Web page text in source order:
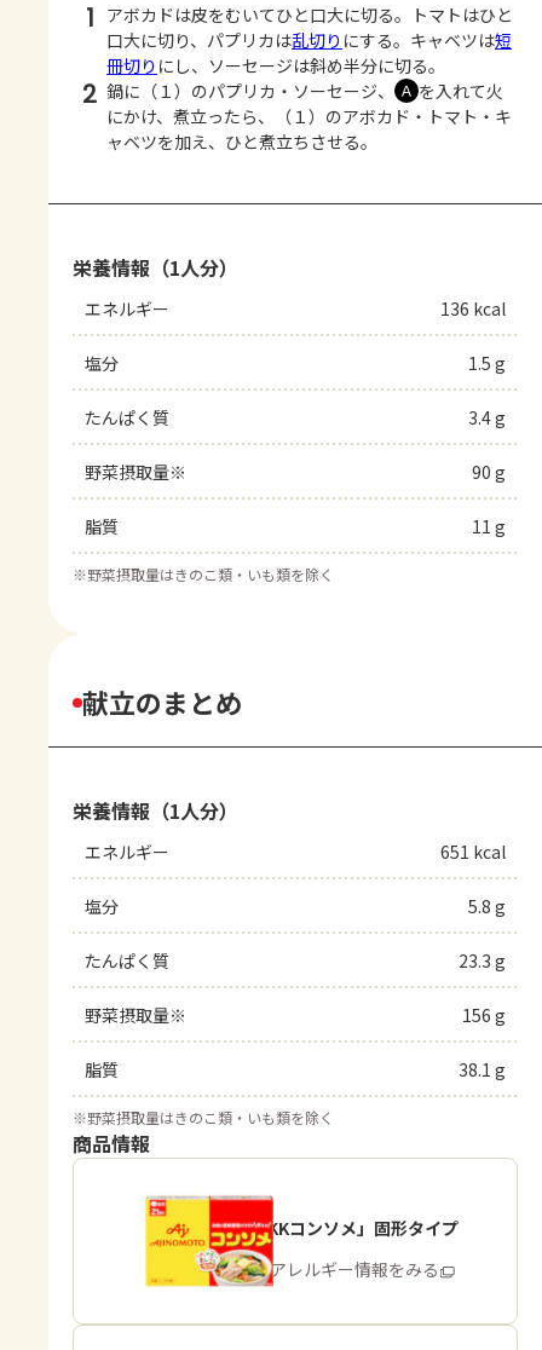
1 アボカドは皮をむいてひと口大に切る。トマトはひと
口大に切り、パプリカは乱切り にする。キャベツは短
冊切り にし、ソーセージは斜め半分に切る。
2 鍋に（１）のパプリカ・ソーセージ、 Ａ を入れて火
にかけ、煮立ったら、（１）のアボカド・トマト・キ
ャベツを加え、ひと煮立ちさせる。
栄養情報（1人分）
エネルギー 136 kcal
塩分 1.5 g
たんぱく質 3.4 g
野菜摂取量※ 90 g
脂質 11 g
※野菜摂取量はきのこ類・いも類を除く
献立のまとめ
栄養情報（1人分）
エネルギー 651 kcal
塩分 5.8 g
たんぱく質 23.3 g
野菜摂取量※ 156 g
脂質 38.1 g
※野菜摂取量はきのこ類・いも類を除く
商品情報
「味の素KKコンソメ」固形タイプ
商品・アレルギー情報をみる